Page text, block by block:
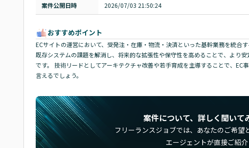
案件公開日時 2026/07/03 21:50:24
おすすめポイント
ECサイトの運営において、受発注・在庫・物流・決済といった基幹業務を統合
既存システムの課題を解消し、将来的な拡張性や保守性を高めることで、より
です。 技術リードとしてアーキテクチャ改善や若手育成を主導することで、EC
言えるでしょう。
案件について、詳しく聞いて
フリーランスジョブでは、 あなたのご希望
エージェントが直接ご紹